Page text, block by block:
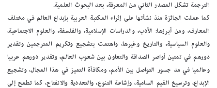
الترجمة تشكل المصدر الثاني من المعرفة، بعد البحوث العلمية.
كما عملت الجائزة منذ نشأتها على إثراء المكتبة العربية بإبداع العالم في مختلف
المعارف، ومن أبرزها: الأدب، والدراسات الإسلامية، والفلسفة، والعلوم الاجتماعية،
والعلوم السياسية، والتاريخ وغيرها، واهتمت بتشجيع وتكريم المترجمين وتقدير
دورهم في تمتين أواصر الصداقة والتعاون بين شعوب العالم، وتقدير دورهم عربيا
وعالميا في مد جسور التواصل بين الأمم، ومكافأة التميز في هذا المجال، وتشجيع
الإبداع، وترسيخ القيم السامية، وإشاعة التنوع، والتعددية والانفتاح، كما تطمح إلى